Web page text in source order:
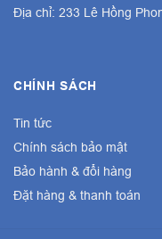
Địa chỉ: 233 Lê Hồng
CHÍNH SÁCH
Tin tức
Chính sách bảo mật
Bảo hành & đổi hàng
Đặt hàng & thanh toán